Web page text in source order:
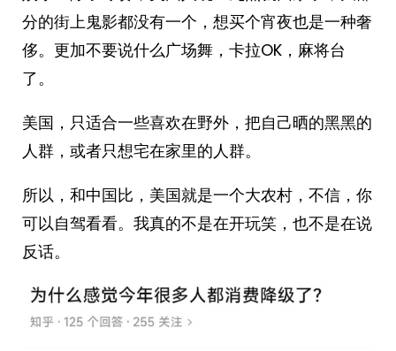
分的街上鬼影都没有一个，想买个宵夜也是一种奢
侈。更加不要说什么广场舞，卡拉OK，麻将台
了。
美国，只适合一些喜欢在野外，把自己晒的黑黑的
人群，或者只想宅在家里的人群。
所以，和中国比，美国就是一个大农村，不信，你
可以自驾看看。我真的不是在开玩笑，也不是在说
反话。